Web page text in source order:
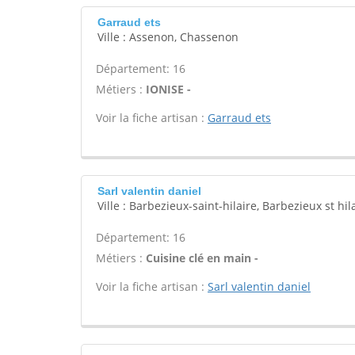
Garraud ets
Ville : Assenon, Chassenon
Département: 16
Métiers : IONISE -
Voir la fiche artisan : Garraud ets
Sarl valentin daniel
Ville : Barbezieux-saint-hilaire, Barbezieux st
Département: 16
Métiers : Cuisine clé en main -
Voir la fiche artisan : Sarl valentin daniel